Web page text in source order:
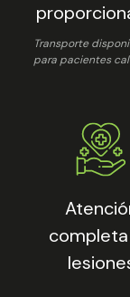
Transporte
para pacientes